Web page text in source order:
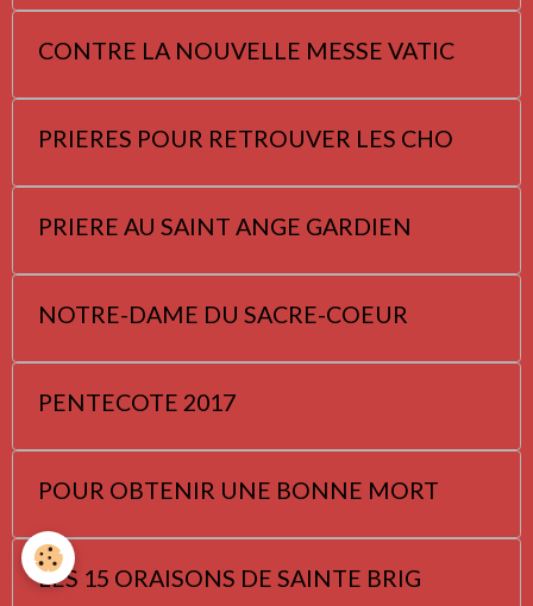
CONTRE LA NOUVELLE MESSE VATIC
PRIERES POUR RETROUVER LES CHO
PRIERE AU SAINT ANGE GARDIEN
NOTRE-DAME DU SACRE-COEUR
PENTECOTE 2017
POUR OBTENIR UNE BONNE MORT
LES 15 ORAISONS DE SAINTE BRIG